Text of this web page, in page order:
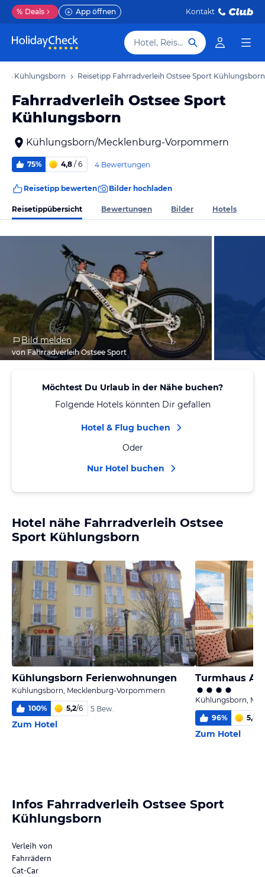
% Deals App öffnen Kontakt
Hotel, Reiseziel
Kühlungsborn Reisetipp Fahrradverleih Ostsee Sport Kühlungsborn
Fahrradverleih Ostsee Sport
Kühlungsborn
Kühlungsborn/Mecklenburg-Vorpommern
75% 4,8 / 6 4 Bewertungen
Reisetipp bewerten Bilder hochladen
Reisetippübersicht Bewertungen Bilder Hotels
Bild melden
von Fahrradverleih Ostsee Sport
Möchtest Du Urlaub in der Nähe buchen?
Folgende Hotels könnten Dir gefallen
Hotel & Flug buchen
Oder
Nur Hotel buchen
Hotel nähe Fahrradverleih Ostsee
Sport Kühlungsborn
Kühlungsborn Ferienwohnungen
Kühlungsborn, Mecklenburg-Vorpommern
100% 5,2/6 5 Bew.
Zum Hotel
Turmhaus
Kühlungsborn,
96% 5,8
Zum Hotel
Infos Fahrradverleih Ostsee Sport
Kühlungsborn
Verleih von
Fahrrädern
Cat-Car